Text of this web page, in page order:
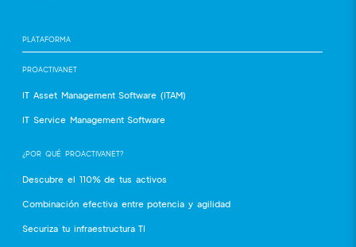
PLATAFORMA
PROACTIVANET
IT Asset Management Software (ITAM)
IT Service Management Software
¿POR QUÉ PROACTIVANET?
Descubre el 110% de tus activos
Combinación efectiva entre potencia y agilidad
Securiza tu infraestructura TI